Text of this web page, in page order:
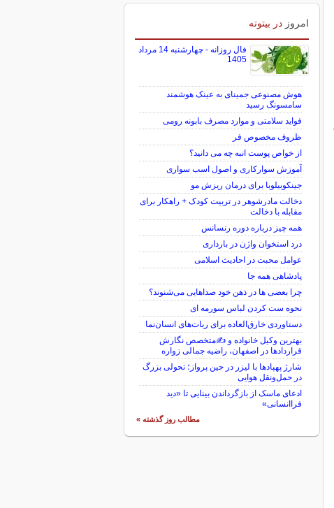
امروز در بیتوته
فال روزانه - چهارشنبه 14 مرداد
1405
هوش مصنوعی جمینای به عینک هوشمند
سامسونگ رسید
فواید سلامتی و موارد مصرف بابونه رومی
ظروف مخصوص فر
از خواص پوست انبه چه می دانید؟
آموزش سوارکاری و اصول اسب سواری
جینکوبیلوبا برای درمان ریزش مو
دخالت مادرشوهر در تربیت کودک + راهکار برای
مقابله با دخالت
همه چیز درباره دوره رنسانس
درد استخوان واژن در بارداری
عوامل محبت در احادیث اسلامى
پادشاهی همه جا
چرا بعضی ها در ذهن خود صداهایی می‌شنوند؟
نحوه ست کردن لباس سورمه ای
دستاوردی خارق‌العاده برای ربات‌های انسان‌نما
بهترین وکیل خانواده و ✍️متخصص نگارش
قراردادها در اصفهان، راضیه جمالی زواره
شارژ پهپادها با لیزر در حین پرواز؛ تحولی بزرگ
در حمل‌ونقل هوایی
ادعای ماسک از بازگرداندن بینایی تا «دید
فراانسانی»
مطالب روز گذشته »